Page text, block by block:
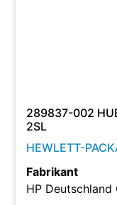
289837-002
2SL
HEWLETT-
Fabrikant
HP Deutschland